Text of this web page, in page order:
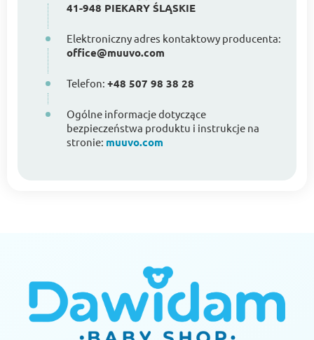
41-948 PIEKARY ŚLĄSKIE
Elektroniczny adres kontaktowy producenta:
office@muuvo.com
Telefon: +48 507 98 38 28
Ogólne informacje dotyczące
bezpieczeństwa produktu i instrukcje na
stronie: muuvo.com